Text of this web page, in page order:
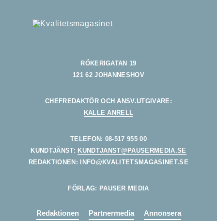
RÖKERIGATAN 19
121 62 JOHANNESHOV
CHEFREDAKTÖR OCH ANSV.UTGIVARE:
KALLE ANRELL
TELEFON: 08-517 955 00
KUNDTJÄNST: KUNDTJANST@PAUSERMEDIA.SE
REDAKTIONEN:
INFO@KVALITETSMAGASINET.SE
FÖRLAG: PAUSER MEDIA
Redaktionen Partnermedia Annonsera